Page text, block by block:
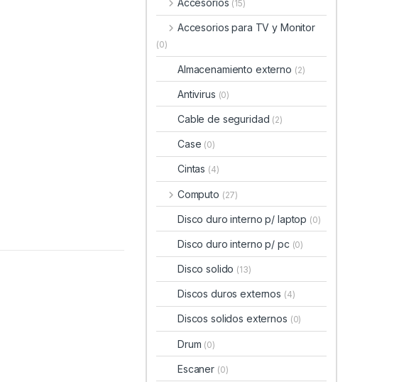
Accesorios (15)
Accesorios para TV y Monitor
(0)
Almacenamiento externo (2)
Antivirus (0)
Cable de seguridad (2)
Case (0)
Cintas (4)
Computo (27)
Disco duro interno p/ laptop (0)
Disco duro interno p/ pc (0)
Disco solido (13)
Discos duros externos (4)
Discos solidos externos (0)
Drum (0)
Escaner (0)